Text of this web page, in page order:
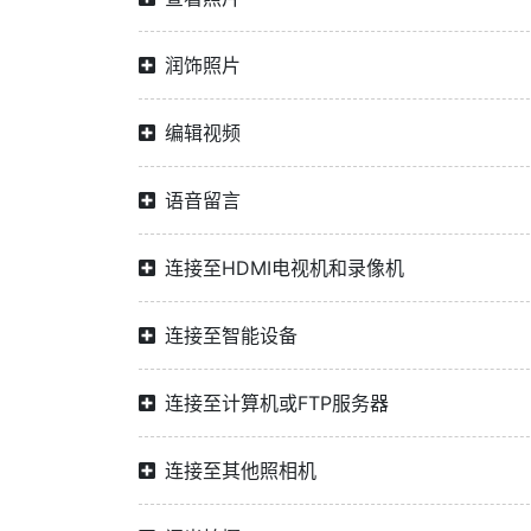
润饰照片
编辑视频
语音留言
连接至HDMI电视机和录像机
连接至智能设备
连接至计算机或FTP服务器
连接至其他照相机